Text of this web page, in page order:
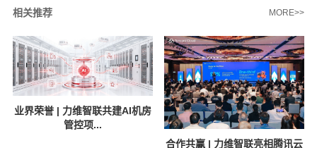
相关推荐 MORE>>
业界荣誉 | 力维智联共建AI机房
管控项...
合作共赢 | 力维智联亮相腾讯云